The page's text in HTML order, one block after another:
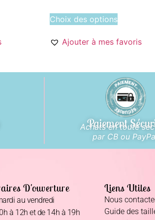
Choix des options
Ajouter à mes favoris
Paiement
Achats en toute
par CB ou
D'ouverture
au vendredi
à 12h et de 14h à 19h
Liens Utiles
Nous
Guide des